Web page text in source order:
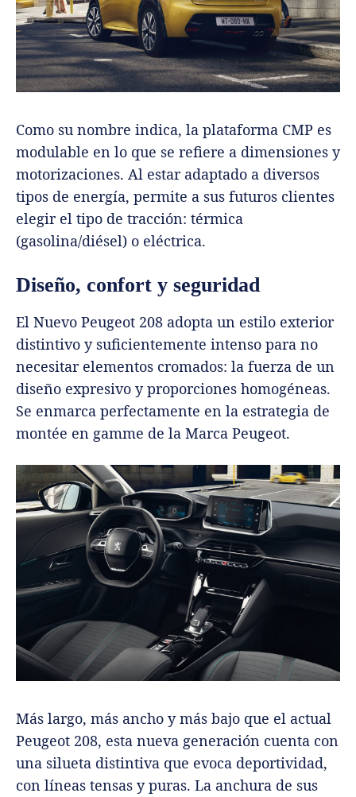
Como su nombre indica, la plataforma CMP es
modulable en lo que se refiere a dimensiones y
motorizaciones. Al estar adaptado a diversos
tipos de energía, permite a sus futuros clientes
elegir el tipo de tracción: térmica
(gasolina/diésel) o eléctrica.
Diseño, confort y seguridad
El Nuevo Peugeot 208 adopta un estilo exterior
distintivo y suficientemente intenso para no
necesitar elementos cromados: la fuerza de un
diseño expresivo y proporciones homogéneas.
Se enmarca perfectamente en la estrategia de
montée en gamme de la Marca Peugeot.
Más largo, más ancho y más bajo que el actual
Peugeot 208, esta nueva generación cuenta con
una silueta distintiva que evoca deportividad,
con líneas tensas y puras. La anchura de sus